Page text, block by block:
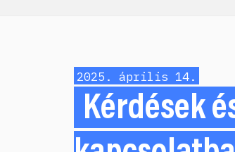
2025. április 14.
Kérdések